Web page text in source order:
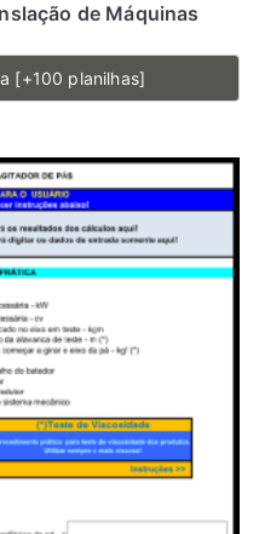
de Máquinas
[+100 planilhas]